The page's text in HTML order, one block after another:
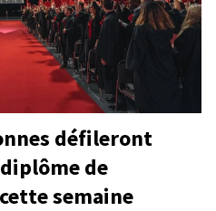
défileront
de
semaine